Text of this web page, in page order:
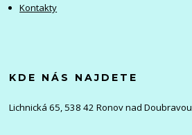
Kontakty
KDE NÁS NAJDETE
Lichnická 65, 538 42 Ronov nad Doubravou